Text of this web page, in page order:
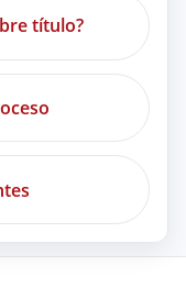
título?